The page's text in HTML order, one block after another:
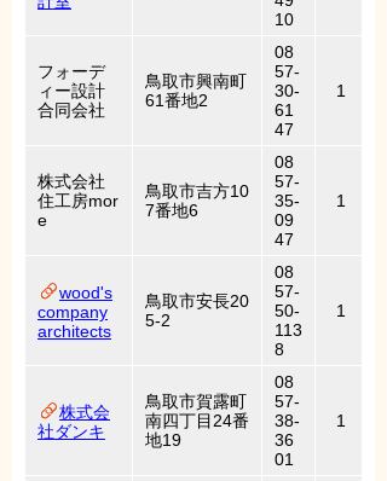
10
フォーデ
ィー設計
合同会社
鳥取市興南町
61番地2
08
57-
30-
61
47
1
株式会社
住工房mor
e
鳥取市吉方10
7番地6
08
57-
35-
09
47
1
wood's
company
architects
鳥取市安長20
5-2
08
57-
50-
113
8
1
株式会
社ダンキ
鳥取市賀露町
南四丁目24番
地19
08
57-
38-
36
01
1